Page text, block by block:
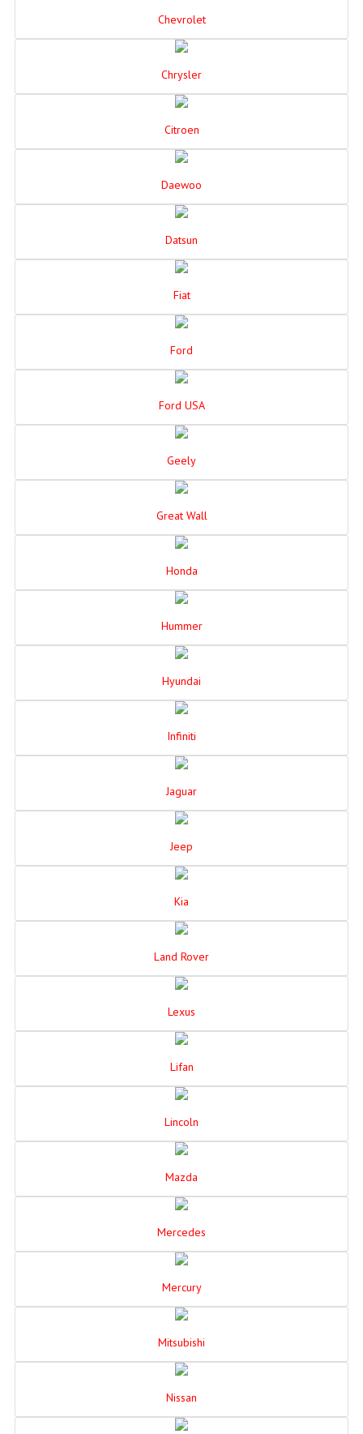
Chevrolet
Chrysler
Citroen
Daewoo
Datsun
Fiat
Ford
Ford USA
Geely
Great Wall
Honda
Hummer
Hyundai
Infiniti
Jaguar
Jeep
Kia
Land Rover
Lexus
Lifan
Lincoln
Mazda
Mercedes
Mercury
Mitsubishi
Nissan